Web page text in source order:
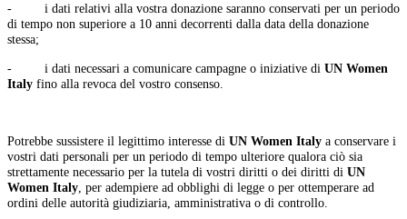
- i dati relativi alla vostra donazione saranno conservati per un periodo
di tempo non superiore a 10 anni decorrenti dalla data della donazione
stessa;
- i dati necessari a comunicare campagne o iniziative di UN Women
Italy fino alla revoca del vostro consenso.
Potrebbe sussistere il legittimo interesse di UN Women Italy a conservare i
vostri dati personali per un periodo di tempo ulteriore qualora ciò sia
strettamente necessario per la tutela di vostri diritti o dei diritti di UN
Women Italy , per adempiere ad obblighi di legge o per ottemperare ad
ordini delle autorità giudiziaria, amministrativa o di controllo.